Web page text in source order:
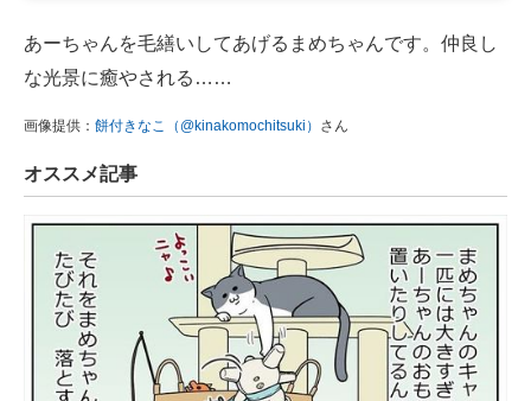
あーちゃんを毛繕いしてあげるまめちゃんです。仲良し
な光景に癒やされる……
画像提供： 餅付きなこ（@kinakomochitsuki） さん
オススメ記事